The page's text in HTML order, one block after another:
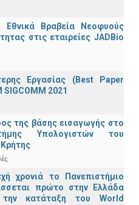
Βραβεία Νεοφυούς
στις εταιρείες JADBio
Εργασίας (Best Paper
2021
της βάσης εισαγωγής στο
Υπολογιστών του
χρονιά το Πανεπιστήμιο
πρώτο στην Ελλάδα
κατάταξη του World